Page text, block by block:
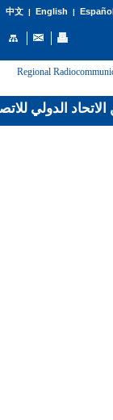
中文| English |
: [Regional
الدولي